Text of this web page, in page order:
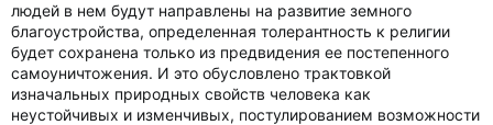
людей в нем будут направлены на развитие земного
благоустройства, определенная толерантность к религии
будет сохранена только из предвидения ее постепенного
самоуничтожения. И это обусловлено трактовкой
изначальных природных свойств человека как
неустойчивых и изменчивых, постулированием возможности